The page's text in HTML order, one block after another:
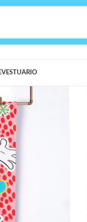
VESTUARIO